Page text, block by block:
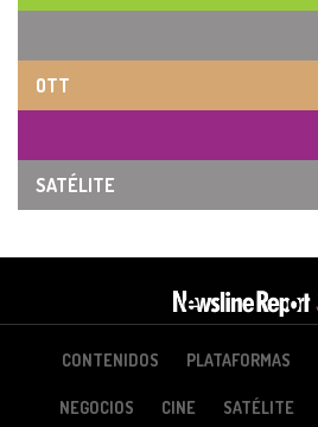
OTT
SATÉLITE
CONTENIDOS PLATAFORMAS
NEGOCIOS CINE SATÉLITE